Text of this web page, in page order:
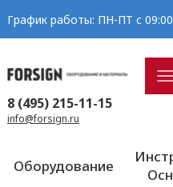
График работы: ПН-ПТ с
8 (495) 215-11-15
info@forsign.ru
Оборудование